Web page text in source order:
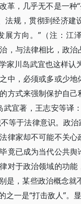
革，几乎无不是一
规，贯彻到经济建
方向。”（注：江
，与法律相比，政
家川岛武宜也这样
中，必须或多或少
方式来强制保护自
武宜著，王志安等
等于法律意识。政
律家却不可能不关
竟已成为当代公共
对于政治领域的功
是，某些政治概念
一是“打击敌人”。